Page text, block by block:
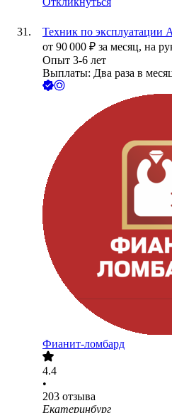
Техник по эксплуатации
от 90 000 ₽ за месяц, на
Опыт 3-6 лет
Выплаты: Два раза в
Фианит-ломбард
4.4
•
203 отзыва
Екатеринбург